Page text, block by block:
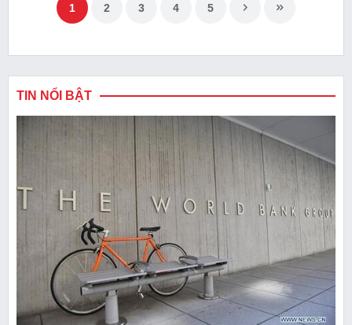
1 2 3 4 5
TIN NỔI BẬT